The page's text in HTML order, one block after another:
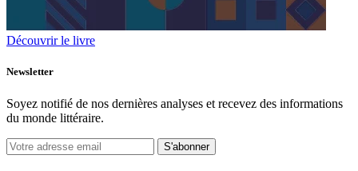
Découvrir le livre
Newsletter
Soyez notifié de nos dernières analyses et recevez des informations
du monde littéraire.
S'abonner